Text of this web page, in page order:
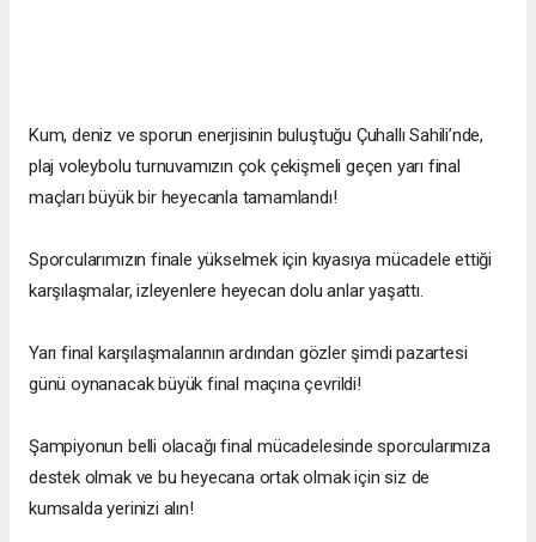
Kum, deniz ve sporun enerjisinin buluştuğu Çuhallı Sahili’nde,
plaj voleybolu turnuvamızın çok çekişmeli geçen yarı final
maçları büyük bir heyecanla tamamlandı!
Sporcularımızın finale yükselmek için kıyasıya mücadele ettiği
karşılaşmalar, izleyenlere heyecan dolu anlar yaşattı.
Yarı final karşılaşmalarının ardından gözler şimdi pazartesi
günü oynanacak büyük final maçına çevrildi!
Şampiyonun belli olacağı final mücadelesinde sporcularımıza
destek olmak ve bu heyecana ortak olmak için siz de
kumsalda yerinizi alın!